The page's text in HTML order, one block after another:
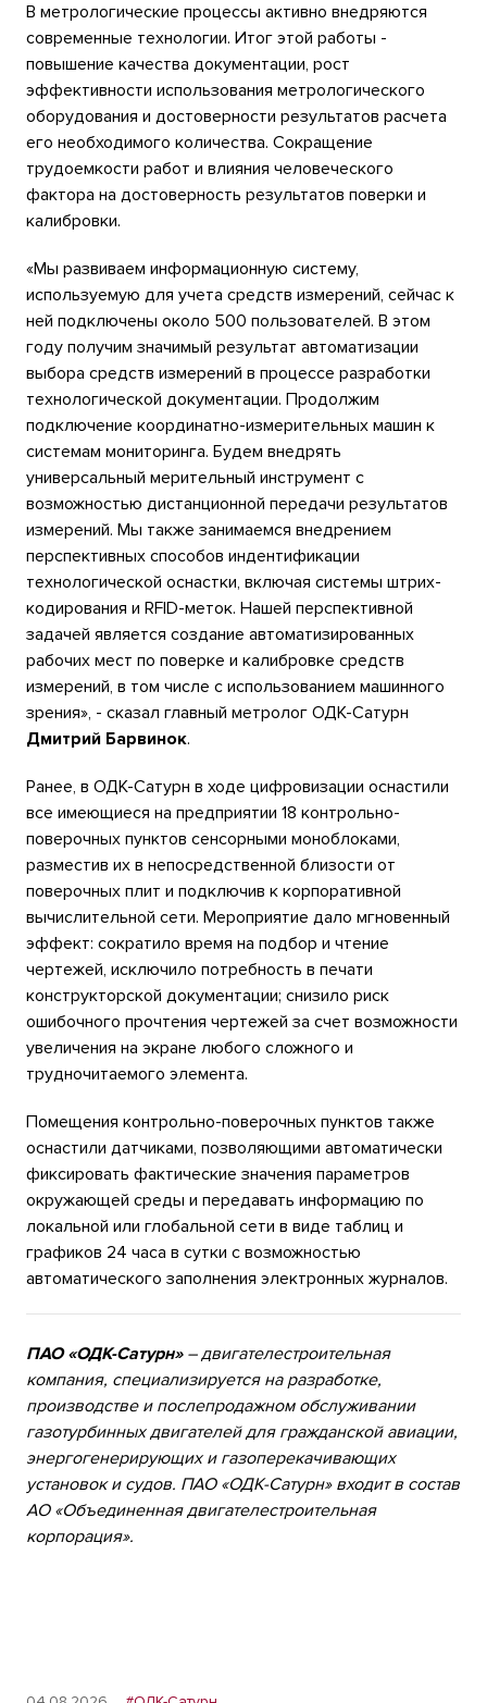
В метрологические процессы активно внедряются
современные технологии. Итог этой работы -
повышение качества документации, рост
эффективности использования метрологического
оборудования и достоверности результатов расчета
его необходимого количества. Сокращение
трудоемкости работ и влияния человеческого
фактора на достоверность результатов поверки и
калибровки.
«Мы развиваем информационную систему,
используемую для учета средств измерений, сейчас к
ней подключены около 500 пользователей. В этом
году получим значимый результат автоматизации
выбора средств измерений в процессе разработки
технологической документации. Продолжим
подключение координатно-измерительных машин к
системам мониторинга. Будем внедрять
универсальный мерительный инструмент с
возможностью дистанционной передачи результатов
измерений. Мы также занимаемся внедрением
перспективных способов индентификации
технологической оснастки, включая системы штрих-
кодирования и RFID-меток. Нашей перспективной
задачей является создание автоматизированных
рабочих мест по поверке и калибровке средств
измерений, в том числе с использованием машинного
зрения», - сказал главный метролог ОДК-Сатурн
Дмитрий Барвинок.
Ранее, в ОДК-Сатурн в ходе цифровизации оснастили
все имеющиеся на предприятии 18 контрольно-
поверочных пунктов сенсорными моноблоками,
разместив их в непосредственной близости от
поверочных плит и подключив к корпоративной
вычислительной сети. Мероприятие дало мгновенный
эффект: сократило время на подбор и чтение
чертежей, исключило потребность в печати
конструкторской документации; снизило риск
ошибочного прочтения чертежей за счет возможности
увеличения на экране любого сложного и
трудночитаемого элемента.
Помещения контрольно-поверочных пунктов также
оснастили датчиками, позволяющими автоматически
фиксировать фактические значения параметров
окружающей среды и передавать информацию по
локальной или глобальной сети в виде таблиц и
графиков 24 часа в сутки с возможностью
автоматического заполнения электронных журналов.
ПАО «ОДК-Сатурн» – двигателестроительная
компания, специализируется на разработке,
производстве и послепродажном обслуживании
газотурбинных двигателей для гражданской авиации,
энергогенерирующих и газоперекачивающих
установок и судов. ПАО «ОДК-Сатурн» входит в состав
АО «Объединенная двигателестроительная
корпорация».